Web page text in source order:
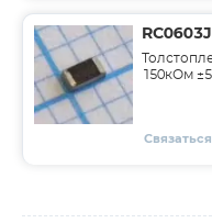
150кОм